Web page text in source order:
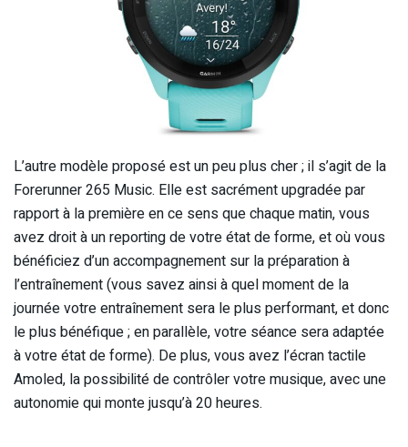
L’autre modèle proposé est un peu plus cher ; il s’agit de la
Forerunner 265 Music. Elle est sacrément upgradée par
rapport à la première en ce sens que chaque matin, vous
avez droit à un reporting de votre état de forme, et où vous
bénéficiez d’un accompagnement sur la préparation à
l’entraînement (vous savez ainsi à quel moment de la
journée votre entraînement sera le plus performant, et donc
le plus bénéfique ; en parallèle, votre séance sera adaptée
à votre état de forme). De plus, vous avez l’écran tactile
Amoled, la possibilité de contrôler votre musique, avec une
autonomie qui monte jusqu’à 20 heures.